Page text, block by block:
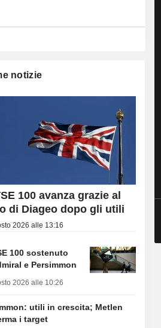
notizie
100 avanza grazie al
di Diageo dopo gli utili
2026 alle 13:16
100 sostenuto
e Persimmon
2026 alle 10:26
utili in crescita; Metlen
i target